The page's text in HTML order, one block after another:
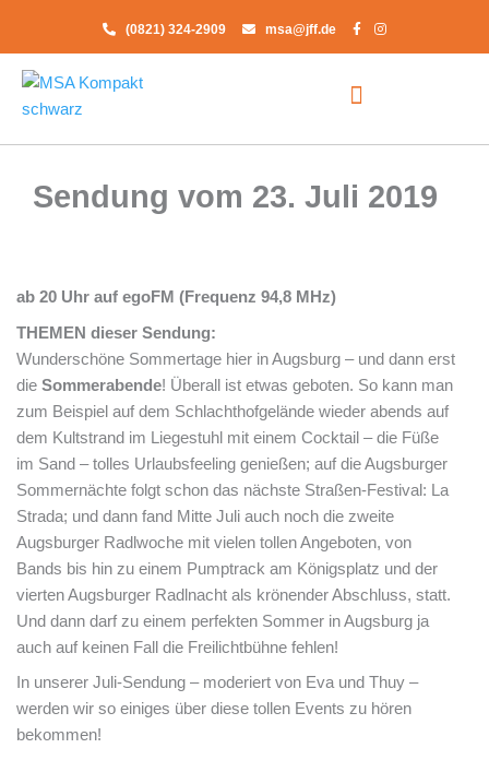
(0821) 324-2909 msa@jff.de
Sendung vom 23. Juli 2019
ab 20 Uhr auf egoFM (Frequenz 94,8 MHz)
THEMEN dieser Sendung:
Wunderschöne Sommertage hier in Augsburg – und dann erst
die Sommerabende! Überall ist etwas geboten. So kann man
zum Beispiel auf dem Schlachthofgelände wieder abends auf
dem Kultstrand im Liegestuhl mit einem Cocktail – die Füße
im Sand – tolles Urlaubsfeeling genießen; auf die Augsburger
Sommernächte folgt schon das nächste Straßen-Festival: La
Strada; und dann fand Mitte Juli auch noch die zweite
Augsburger Radlwoche mit vielen tollen Angeboten, von
Bands bis hin zu einem Pumptrack am Königsplatz und der
vierten Augsburger Radlnacht als krönender Abschluss, statt.
Und dann darf zu einem perfekten Sommer in Augsburg ja
auch auf keinen Fall die Freilichtbühne fehlen!
In unserer Juli-Sendung – moderiert von Eva und Thuy –
werden wir so einiges über diese tollen Events zu hören
bekommen!